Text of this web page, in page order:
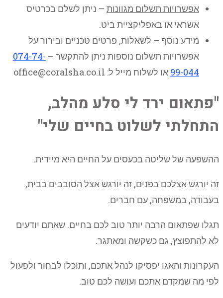
אפשרויות תשלום מגוונות – ניתן לשלם בכרטיס
אשראי או באפליקציית ביט.
מידע נוסף – לשאלות, פרטים טכניים ובירור על
אפשרויות תשלום נוספות ניתן להתקשר – 074-74-
99-044 או לשלוח מייל ל: office@coralsha.co.il
"פתאום ירד לי סלע מהלב,
התחלתי לשלוט בחיים שלי"
ההשפעה של שליטה בכעסים על החיים היא מיידית.
זה יורגש אצלכם בפנים, זה יורגש אצל הסובבים בבית,
בעבודה, במשפחה, עם חברים.
תגלו שפתאום הרבה יותר טוב לכם בחיים. שאתם יודעים
לא להתפוצץ, גם כשקשה ומאתגר.
העקרונות והאגו יפסיקו לנהל אתכם, ותוכלו לבחור ולפעול
לפי מה שמקדם אתכם ועושה לכם טוב.